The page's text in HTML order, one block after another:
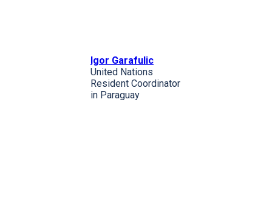
Igor Garafulic
United Nations
Resident Coordinator
in Paraguay